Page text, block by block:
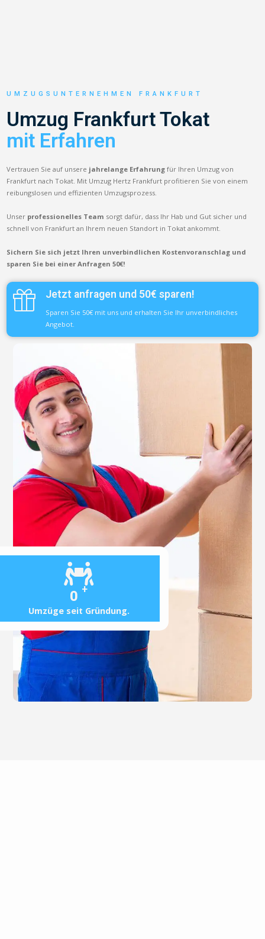
0 +
Umzüge seit Gründung.
UMZUGSUNTERNEHMEN FRANKFURT
Umzug Frankfurt Tokat
mit Erfahren
Vertrauen Sie auf unsere jahrelange Erfahrung für Ihren Umzug von
Frankfurt nach Tokat. Mit Umzug Hertz Frankfurt profitieren Sie von einem
reibungslosen und effizienten Umzugsprozess.
Unser professionelles Team sorgt dafür, dass Ihr Hab und Gut sicher und
schnell von Frankfurt an Ihrem neuen Standort in Tokat ankommt.
Sichern Sie sich jetzt Ihren unverbindlichen Kostenvoranschlag und
sparen Sie bei einer Anfragen 50€!
Jetzt anfragen und 50€ sparen!
Sparen Sie 50€ mit uns und erhalten Sie Ihr unverbindliches
Angebot.